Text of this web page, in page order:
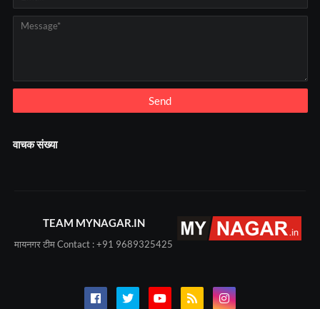
वाचक संख्या
TEAM MYNAGAR.IN
मायनगर टीम Contact : +91 9689325425